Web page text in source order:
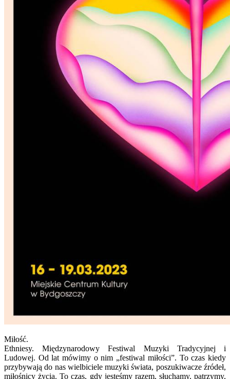
Miłość.
Ethniesy. Międzynarodowy Festiwal Muzyki Tradycyjnej i
Ludowej. Od lat mówimy o nim „festiwal miłości”. To czas kiedy
przybywają do nas wielbiciele muzyki świata, poszukiwacze źródeł,
miłośnicy życia. To czas, gdy jesteśmy razem, słuchamy, patrzymy,